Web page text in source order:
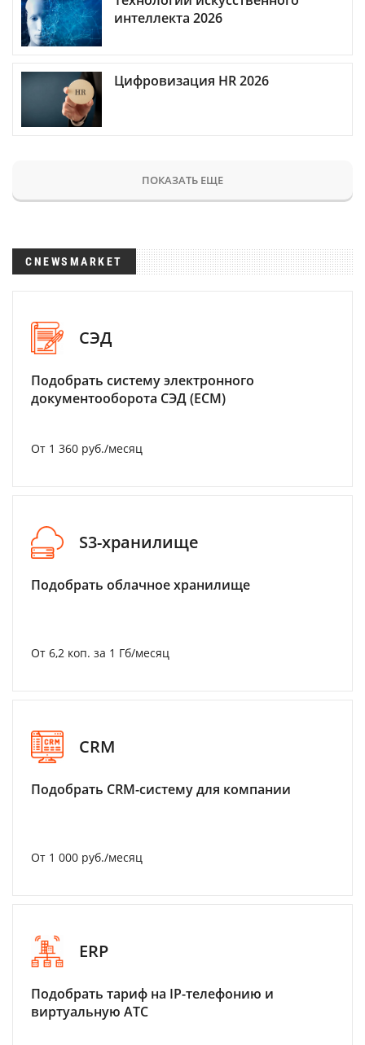
интеллекта 2026
Цифровизация HR 2026
ПОКАЗАТЬ ЕЩЕ
CNEWSMARKET
СЭД
Подобрать систему электронного
документооборота СЭД (ECM)
От 1 360 руб./месяц
S3-хранилище
Подобрать облачное хранилище
От 6,2 коп. за 1 Гб/месяц
CRM
Подобрать CRM-систему для компании
От 1 000 руб./месяц
ERP
Подобрать тариф на IP-телефонию и
виртуальную АТС